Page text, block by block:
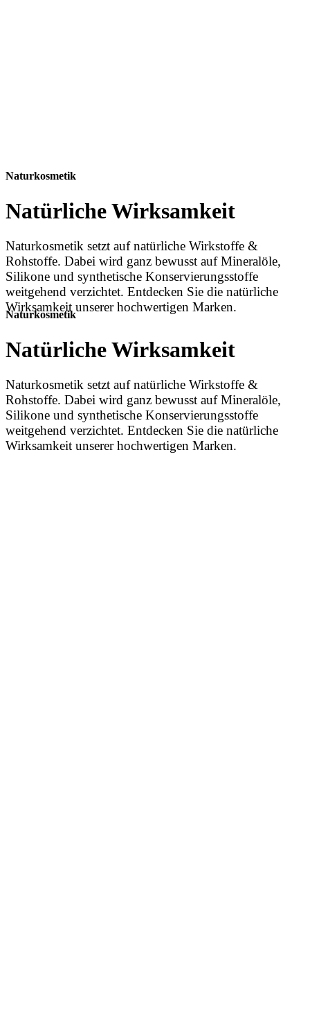
Naturkosmetik
Natürliche Wirksamkeit
Naturkosmetik setzt auf natürliche Wirkstoffe &
Rohstoffe. Dabei wird ganz bewusst auf Mineralöle,
Silikone und synthetische Konservierungsstoffe
weitgehend verzichtet. Entdecken Sie die natürliche
Wirksamkeit unserer hochwertigen Marken.
Naturkosmetik
Natürliche Wirksamkeit
Naturkosmetik setzt auf natürliche Wirkstoffe &
Rohstoffe. Dabei wird ganz bewusst auf Mineralöle,
Silikone und synthetische Konservierungsstoffe
weitgehend verzichtet. Entdecken Sie die natürliche
Wirksamkeit unserer hochwertigen Marken.